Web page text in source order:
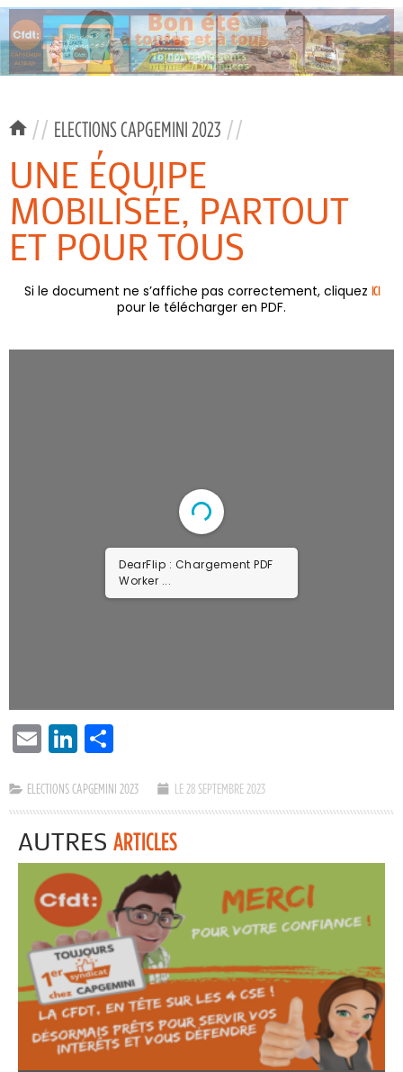
// ELECTIONS CAPGEMINI 2023 //
UNE ÉQUIPE
MOBILISÉE, PARTOUT
ET POUR TOUS
Si le document ne s’affiche pas correctement, cliquez ICI
pour le télécharger en PDF.
DearFlip : Chargement PDF
Worker ...
EMAIL LINKEDIN
ELECTIONS CAPGEMINI 2023 LE 28 SEPTEMBRE 2023
AUTRES ARTICLES